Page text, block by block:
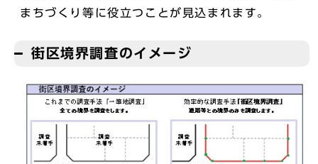
まちづくり等に役立つことが見込まれます。
街区境界調査のイメージ